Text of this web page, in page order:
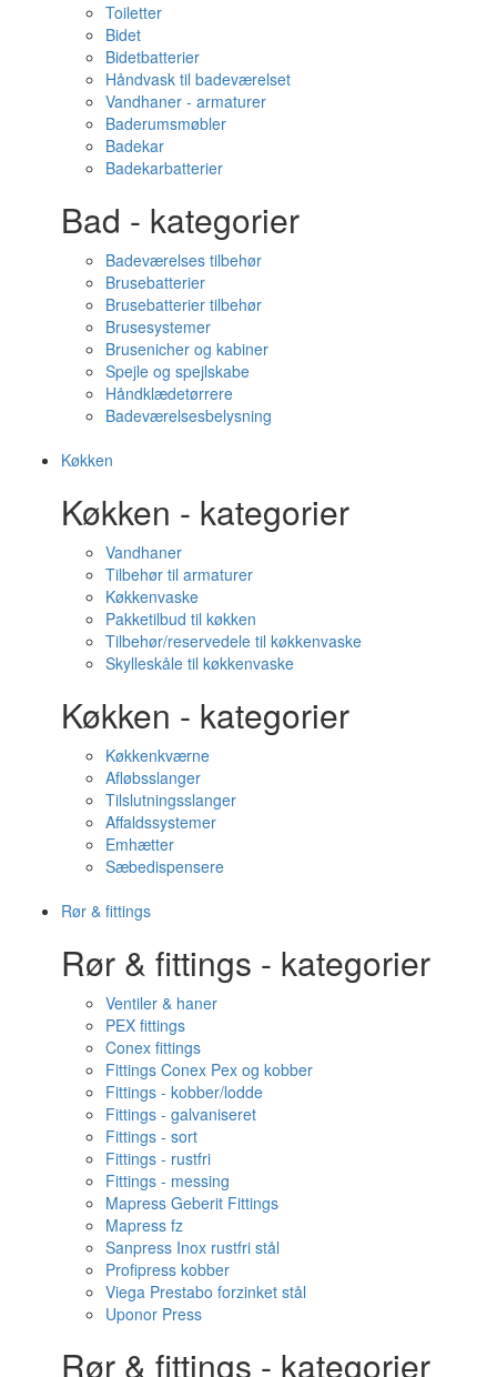
Toiletter
Bidet
Bidetbatterier
Håndvask til badeværelset
Vandhaner - armaturer
Baderumsmøbler
Badekar
Badekarbatterier
Bad - kategorier
Badeværelses tilbehør
Brusebatterier
Brusebatterier tilbehør
Brusesystemer
Brusenicher og kabiner
Spejle og spejlskabe
Håndklædetørrere
Badeværelsesbelysning
Køkken
Køkken - kategorier
Vandhaner
Tilbehør til armaturer
Køkkenvaske
Pakketilbud til køkken
Tilbehør/reservedele til køkkenvaske
Skylleskåle til køkkenvaske
Køkken - kategorier
Køkkenkværne
Afløbsslanger
Tilslutningsslanger
Affaldssystemer
Emhætter
Sæbedispensere
Rør & fittings
Rør & fittings - kategorier
Ventiler & haner
PEX fittings
Conex fittings
Fittings Conex Pex og kobber
Fittings - kobber/lodde
Fittings - galvaniseret
Fittings - sort
Fittings - rustfri
Fittings - messing
Mapress Geberit Fittings
Mapress fz
Sanpress Inox rustfri stål
Profipress kobber
Viega Prestabo forzinket stål
Uponor Press
Rør & fittings - kategorier